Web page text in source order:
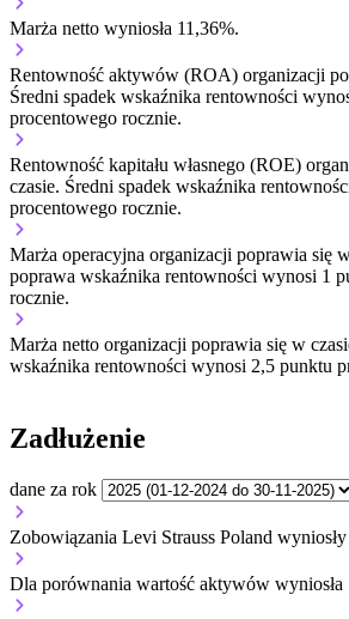
Marża netto wyniosła 11,36%.
Rentowność aktywów (ROA) organizacji
Średni spadek wskaźnika rentowności
procentowego rocznie.
Rentowność kapitału własnego (ROE)
czasie. Średni spadek wskaźnika
procentowego rocznie.
Marża operacyjna organizacji poprawia się
poprawa wskaźnika rentowności wynosi 1
rocznie.
Marża netto organizacji poprawia się w
wskaźnika rentowności wynosi 2,5 punktu
Zadłużenie
dane za rok
Zobowiązania Levi Strauss Poland wyniosły
Dla porównania wartość aktywów wyniosła